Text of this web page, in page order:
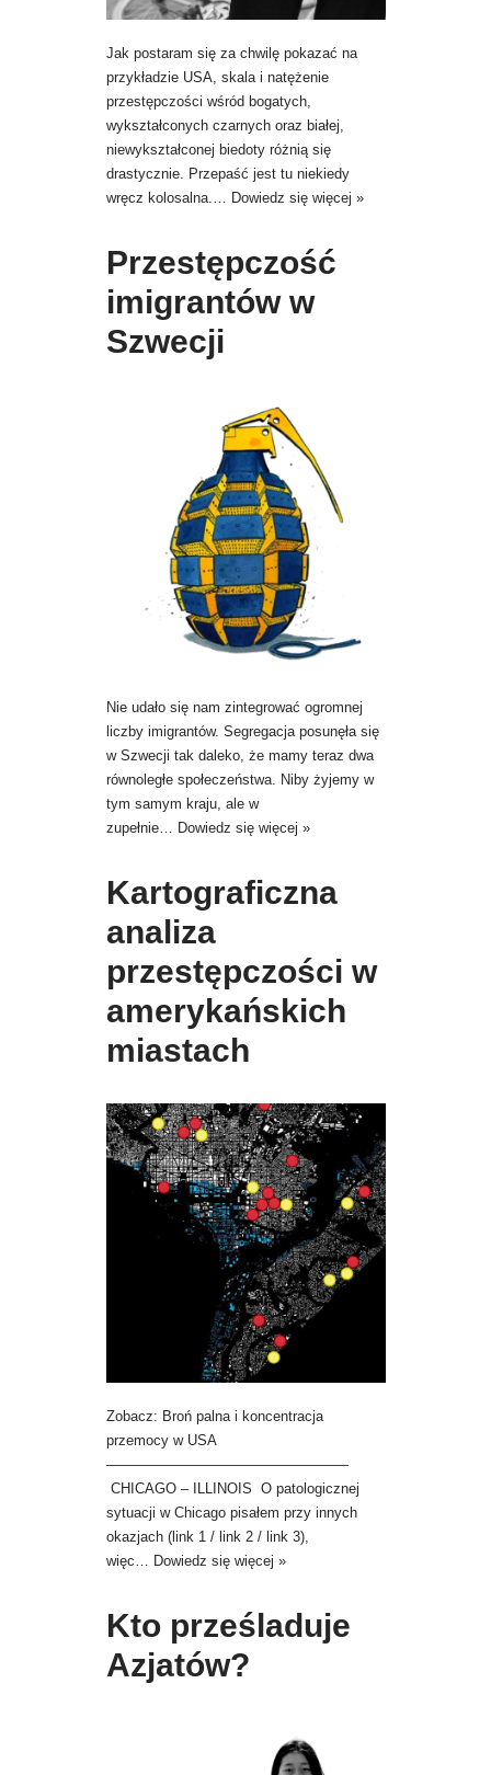
Jak postaram się za chwilę pokazać na
przykładzie USA, skala i natężenie
przestępczości wśród bogatych,
wykształconych czarnych oraz białej,
niewykształconej biedoty różnią się
drastycznie. Przepaść jest tu niekiedy
wręcz kolosalna.…
Dowiedz się więcej »
Przestępczość
imigrantów w
Szwecji
Nie udało się nam zintegrować ogromnej
liczby imigrantów. Segregacja posunęła się
w Szwecji tak daleko, że mamy teraz dwa
równoległe społeczeństwa. Niby żyjemy w
tym samym kraju, ale w
zupełnie…
Dowiedz się więcej »
Kartograficzna
analiza
przestępczości w
amerykańskich
miastach
Zobacz: Broń palna i koncentracja
przemocy w USA
—————————————————
CHICAGO – ILLINOIS O patologicznej
sytuacji w Chicago pisałem przy innych
okazjach (link 1 / link 2 / link 3),
więc…
Dowiedz się więcej »
Kto prześladuje
Azjatów?